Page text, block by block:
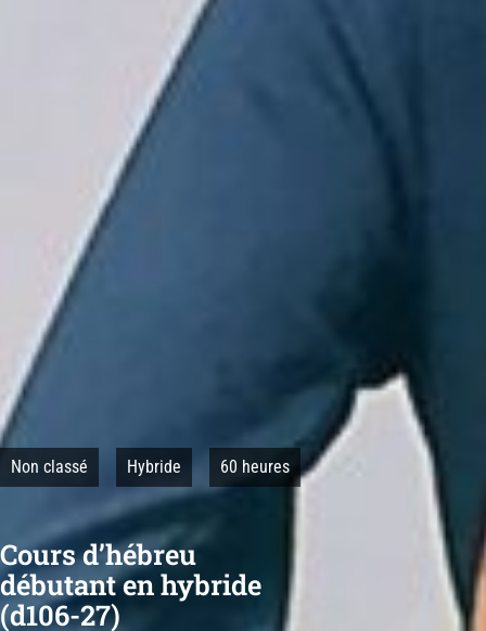
Non classé Hybride 60 heures
Cours d’hébreu
débutant en hybride
(d106-27)